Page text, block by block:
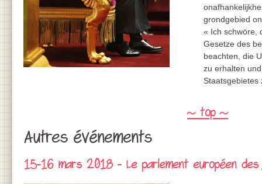
grondgebied
« Ich schwöre,
Gesetze des
beachten, die
zu erhalten
Staatsgebietes
~ top ~
Autres événements
15-16 mars 2018 - Le parlement européen des